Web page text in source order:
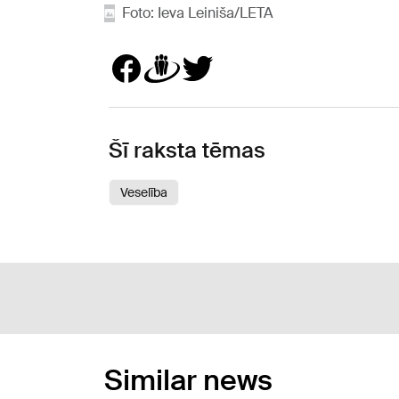
Foto: Ieva Leiniša/LETA
Šī raksta tēmas
Veselība
Similar news